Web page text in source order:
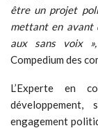
être un projet
mettant en avant
aux sans voix
Compedium des
L’Experte en
engagement